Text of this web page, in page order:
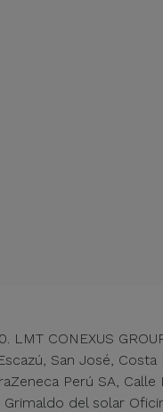
CONEXUS GROUP
San José, Costa
Perú SA, Calle
Grimaldo del solar